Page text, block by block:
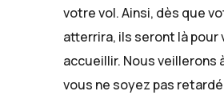
votre vol. Ainsi, dès que
atterrira, ils seront là pour
accueillir. Nous veillerons
vous ne soyez pas